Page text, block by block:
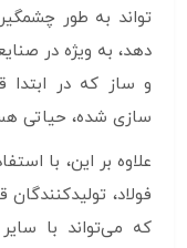
تواند به طور
دهد، به ویژه در
و ساز که در ابتدا
سازی شده، حیاتی
علاوه بر این، با
فولاد،
که می‌تواند با